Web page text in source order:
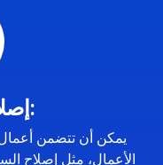
إصلاح السيارات:
يمكن أن تتضمن أعمال
الأعمال، مثل إصلاح